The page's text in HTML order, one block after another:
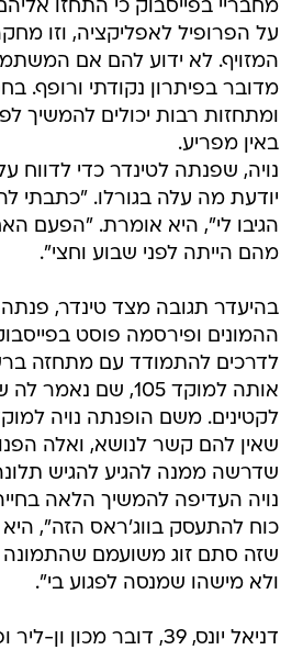
מחבריי בפייסבוק כי התחזו
על הפרופיל לאפליקציה, וזו
המזויף. לא ידוע להם אם
מדובר בפיתרון נקודתי ורופף.
ומתחזות רבות יכולים להמשיך
באין מפריע.
נויה, שפנתה לטינדר כדי לדווח
יודעת מה עלה בגורלו. "כתבתי
הגיבו לי", היא אומרת. "הפעם
מהם הייתה לפני שבוע וחצי".
בהיעדר תגובה מצד טינדר,
ההמונים ופירסמה פוסט
לדרכים להתמודד עם מתחזה
אותה למוקד 105, שם
לקטינים. משם הופנתה נויה
שאין להם קשר לנושא, ואלה
שדרשה ממנה להגיע להגיש
נויה העדיפה להמשיך הלאה
כוח להתעסק בווג'ראס הזה",
שזה סתם זוג משועמם שהתמונה
ולא מישהו שמנסה לפגוע בי".
דניאל יונס, 39, דובר מכון